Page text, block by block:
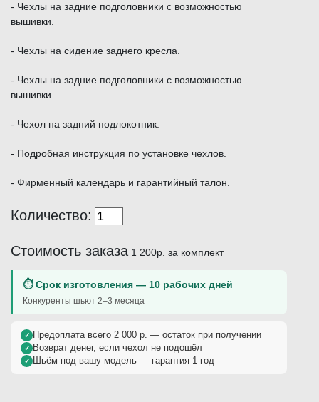
- Чехлы на задние подголовники с возможностью
вышивки.
- Чехлы на сидение заднего кресла.
- Чехлы на задние подголовники с возможностью
вышивки.
- Чехол на задний подлокотник.
- Подробная инструкция по установке чехлов.
- Фирменный календарь и гарантийный талон.
Количество:
Стоимость заказа 1 200р. за комплект
⏱ Срок изготовления — 10 рабочих дней
Конкуренты шьют 2–3 месяца
✓ Предоплата всего 2 000 р. — остаток при получении
✓ Возврат денег, если чехол не подошёл
✓ Шьём под вашу модель — гарантия 1 год